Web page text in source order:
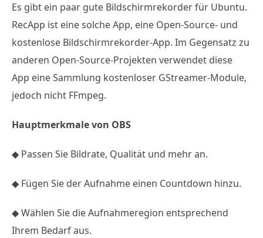
Es gibt ein paar gute Bildschirmrekorder für Ubuntu.
RecApp ist eine solche App, eine Open-Source- und
kostenlose Bildschirmrekorder-App. Im Gegensatz zu
anderen Open-Source-Projekten verwendet diese
App eine Sammlung kostenloser GStreamer-Module,
jedoch nicht FFmpeg.
Hauptmerkmale von OBS
◆ Passen Sie Bildrate, Qualität und mehr an.
◆ Fügen Sie der Aufnahme einen Countdown hinzu.
◆ Wählen Sie die Aufnahmeregion entsprechend
Ihrem Bedarf aus.